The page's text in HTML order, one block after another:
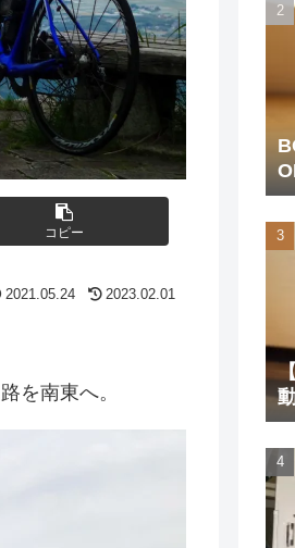
コピー
2021.05.24 2023.02.01
を南東へ。